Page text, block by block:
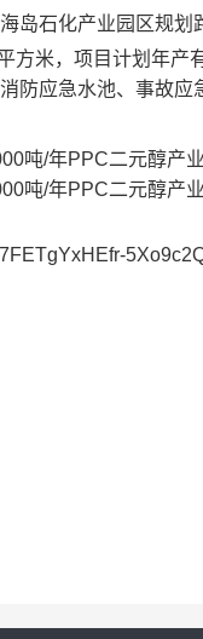
岛石化产业园区规
方米，项目计划年
防应急水池、事故应
吨/年PPC二元醇
吨/年PPC二元醇